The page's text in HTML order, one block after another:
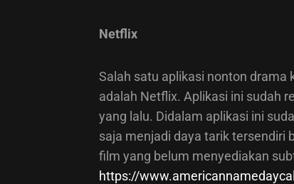
Netflix
Salah satu aplikasi nonton drama
adalah Netflix. Aplikasi ini sudah
yang lalu. Didalam aplikasi ini
saja menjadi daya tarik tersendiri
film yang belum menyediakan
https://